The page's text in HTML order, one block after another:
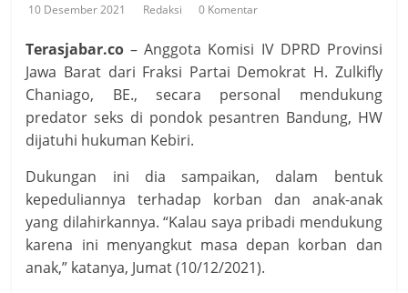
10 Desember 2021 Redaksi 0 Komentar
Terasjabar.co – Anggota Komisi IV DPRD Provinsi
Jawa Barat dari Fraksi Partai Demokrat H. Zulkifly
Chaniago, BE., secara personal mendukung
predator seks di pondok pesantren Bandung, HW
dijatuhi hukuman Kebiri.
Dukungan ini dia sampaikan, dalam bentuk
kepeduliannya terhadap korban dan anak-anak
yang dilahirkannya. “Kalau saya pribadi mendukung
karena ini menyangkut masa depan korban dan
anak,” katanya, Jumat (10/12/2021).